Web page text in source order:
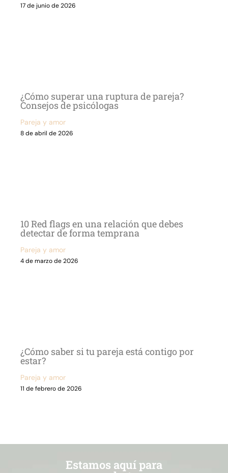
17 de junio de 2026
¿Cómo superar una ruptura de pareja?
Consejos de psicólogas
Pareja y amor
8 de abril de 2026
10 Red flags en una relación que debes
detectar de forma temprana
Pareja y amor
4 de marzo de 2026
¿Cómo saber si tu pareja está contigo por
estar?
Pareja y amor
11 de febrero de 2026
Estamos aquí para